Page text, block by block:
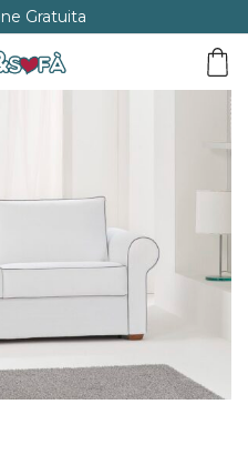
Gratuita